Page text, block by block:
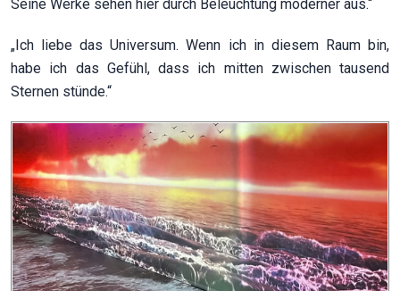
Seine Werke sehen hier durch Beleuchtung moderner aus.“
„Ich liebe das Universum. Wenn ich in diesem Raum bin,
habe ich das Gefühl, dass ich mitten zwischen tausend
Sternen stünde.“